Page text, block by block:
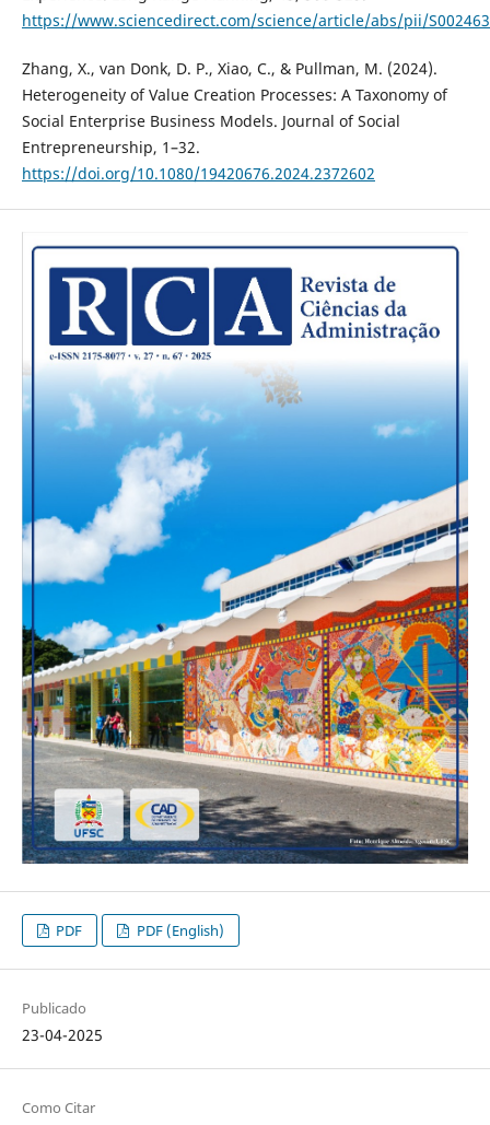
https://www.sciencedirect.com/science/article/abs/pii/
Zhang, X., van Donk, D. P., Xiao, C., & Pullman, M. (2024).
Heterogeneity of Value Creation Processes: A Taxonomy of
Social Enterprise Business Models. Journal of Social
Entrepreneurship, 1–32.
https://doi.org/10.1080/19420676.2024.2372602
PDF PDF (English)
Publicado
23-04-2025
Como Citar